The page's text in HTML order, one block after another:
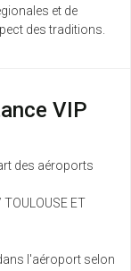
et de
des traditions.
VIP
des aéroports
ET
l'aéroport selon